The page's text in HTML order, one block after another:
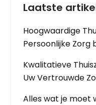
Laatste
Hoogwaardige
Persoonlijke Zorg
Kwalitatieve
Uw Vertrouwde
Alles wat je moet